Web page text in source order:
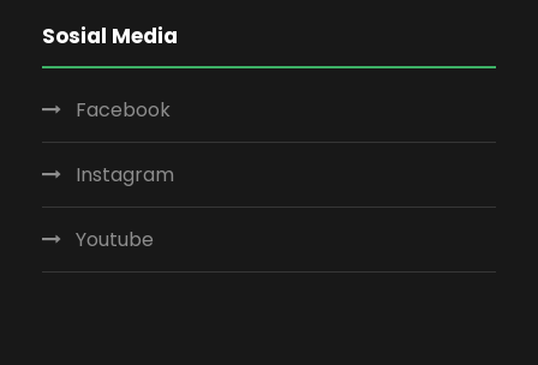
Sosial Media
Facebook
Instagram
Youtube